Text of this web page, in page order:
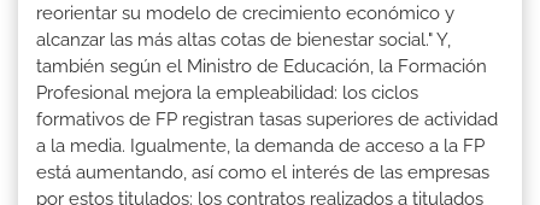
reorientar su modelo de crecimiento económico y
alcanzar las más altas cotas de bienestar social." Y,
también según el Ministro de Educación, la Formación
Profesional mejora la empleabilidad: los ciclos
formativos de FP registran tasas superiores de actividad
a la media. Igualmente, la demanda de acceso a la FP
está aumentando, así como el interés de las empresas
por estos titulados: los contratos realizados a titulados